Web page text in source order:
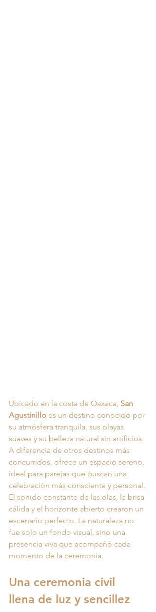
Ubicado en la costa de Oaxaca, San
Agustinillo es un destino conocido por
su atmósfera tranquila, sus playas
suaves y su belleza natural sin artificios.
A diferencia de otros destinos más
concurridos, ofrece un espacio sereno,
ideal para parejas que buscan una
celebración más consciente y personal.
El sonido constante de las olas, la brisa
cálida y el horizonte abierto crearon un
escenario perfecto. La naturaleza no
fue solo un fondo visual, sino una
presencia viva que acompañó cada
momento de la ceremonia.
Una ceremonia civil
llena de luz y sencillez